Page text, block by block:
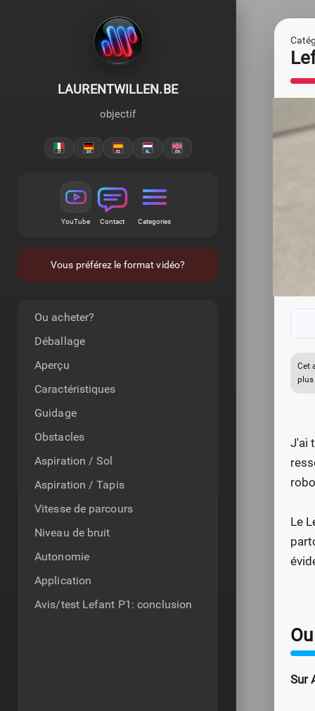
LAURENTWILLEN.BE
objectif
YouTube Contact Categories
Vous préférez le format vidéo?
Ou acheter?
Déballage
Aperçu
Caractéristiques
Guidage
Obstacles
Aspiration / Sol
Aspiration / Tapis
Vitesse de parcours
Niveau de bruit
Autonomie
Application
Avis/test Lefant P1: conclusion
Cet
plus
J'ai
Le
Sur